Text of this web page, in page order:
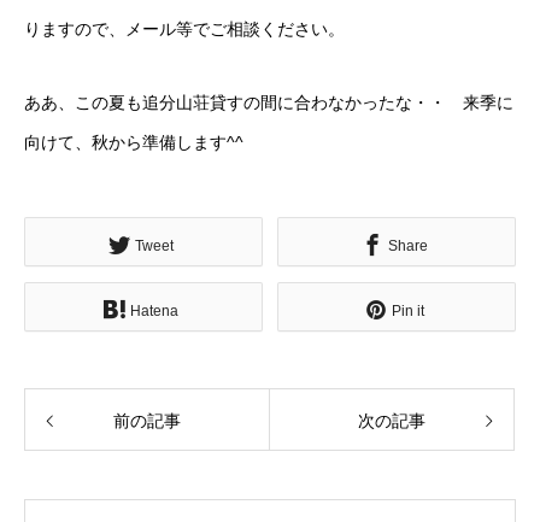
りますので、メール等でご相談ください。
ああ、この夏も追分山荘貸すの間に合わなかったな・・ 来季に
向けて、秋から準備します^^
Tweet Share
Hatena Pin it
前の記事 次の記事